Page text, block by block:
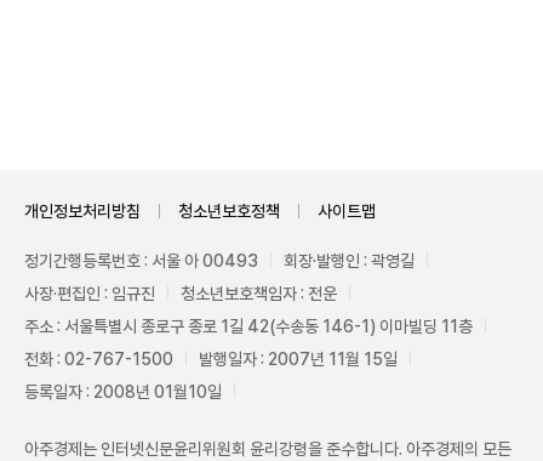
개인정보처리방침 청소년보호정책 사이트맵
정기간행등록번호 : 서울 아 00493
회장·발행인 : 곽영길
사장·편집인 : 임규진
청소년보호책임자 : 전운
주소 : 서울특별시 종로구 종로 1길 42(수송동 146-1) 이마빌딩 11층
전화 : 02-767-1500
발행일자 : 2007년 11월 15일
등록일자 : 2008년 01월10일
아주경제는 인터넷신문윤리위원회 윤리강령을 준수합니다. 아주경제의 모든